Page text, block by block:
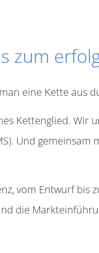
zum
eine Kette aus
Kettenglied.
Und
vom Entwurf
die